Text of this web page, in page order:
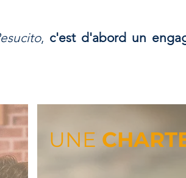
, c'est d'abord un
UNE